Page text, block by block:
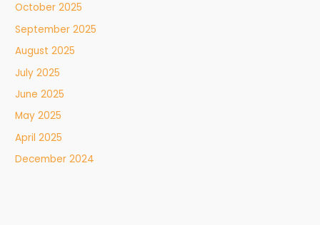
October 2025
September 2025
August 2025
July 2025
June 2025
May 2025
April 2025
December 2024